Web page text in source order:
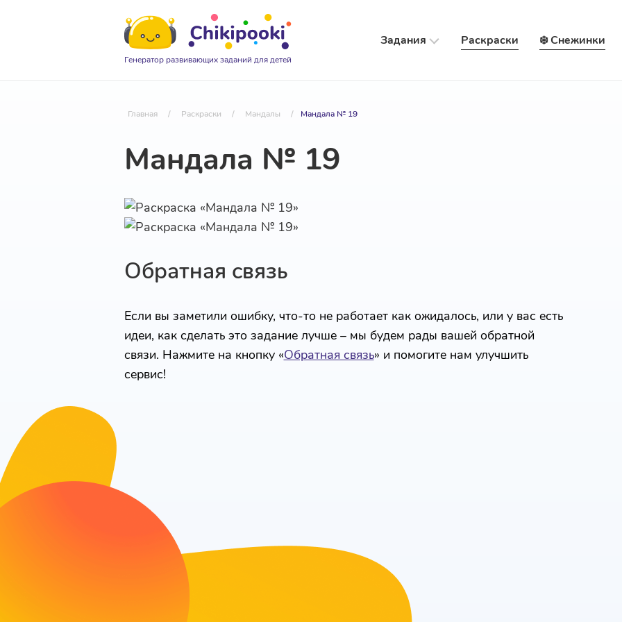
Генератор развивающих заданий для детей
Задания Раскраски ❄️ Снежинки
Главная / Раскраски / Мандалы / Мандала № 19
Мандала № 19
Обратная связь
Если вы заметили ошибку, что-то не работает как ожидалось, или у вас есть
идеи, как сделать это задание лучше – мы будем рады вашей обратной
связи. Нажмите на кнопку «Обратная связь» и помогите нам улучшить
сервис!